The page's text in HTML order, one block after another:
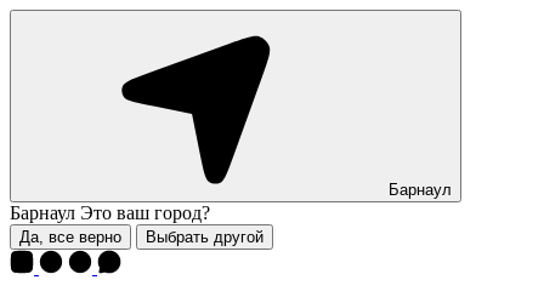
Барнаул
Барнаул Это ваш город?
Да, все верно Выбрать другой